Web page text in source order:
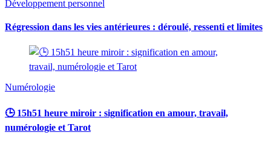
Développement personnel
Régression dans les vies antérieures : déroulé, ressenti et limites
Numérologie
🕒 15h51 heure miroir : signification en amour, travail,
numérologie et Tarot